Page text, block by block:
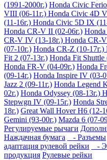
(1991-2000г.) Honda Civic
VIII (06-11г.) Honda Civic 4D
(11-16г.) Honda Civic 5D IX
Honda CR-V II (02-06г.)
CR-V IV (13-18г.) Honda CR-
(07-10г.) Honda CR-Z (10-17г.)
Fit 2 (07-13г.) Honda Fit Shuttle
Honda FR-V (04-09г.) Honda
(09-14г.) Honda Inspire IV (03-
Jazz 2 (09-11г.) Honda Legend
02г.) Honda Odyssey (08-13г.)
Stepwgn IV (09-15г.) Honda
18г.) Great Wall Hover H6 (12-
Gemini (93-00г.) Mazda 6 (07-
Регулируемые рычаги
Наждачная бумага
- Разъемы
адаптация рулевой рейки
-
продукция Рулевые рейки